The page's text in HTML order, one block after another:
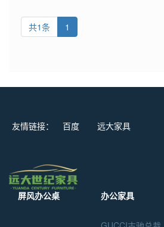
共1条 1
友情链接： 百度 远大家具
屏风办公桌 办公家具